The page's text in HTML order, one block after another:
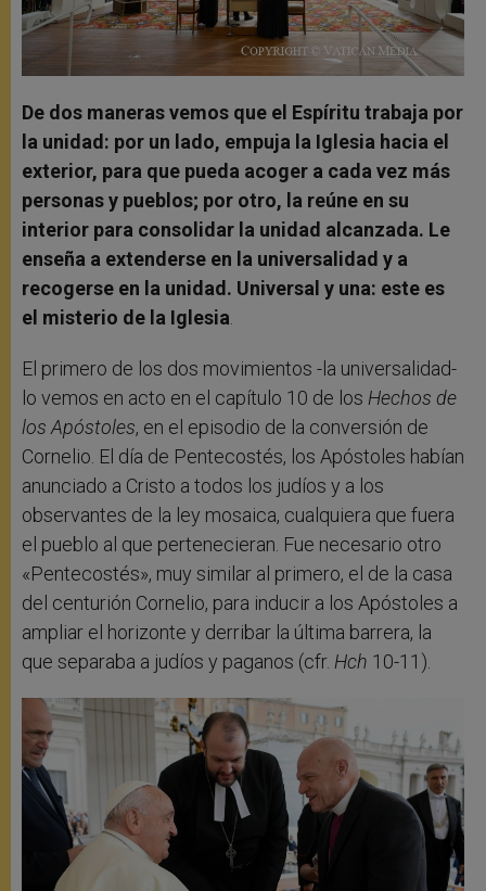
De dos maneras vemos que el Espíritu trabaja por
la unidad: por un lado, empuja la Iglesia hacia el
exterior, para que pueda acoger a cada vez más
personas y pueblos; por otro, la reúne en su
interior para consolidar la unidad alcanzada. Le
enseña a extenderse en la universalidad y a
recogerse en la unidad. Universal y una: este es
el misterio de la Iglesia
El primero de los dos movimientos -la universalidad-
lo vemos en acto en el capítulo 10 de los Hechos de
los Apóstoles, en el episodio de la conversión de
Cornelio. El día de Pentecostés, los Apóstoles habían
anunciado a Cristo a todos los judíos y a los
observantes de la ley mosaica, cualquiera que fuera
el pueblo al que pertenecieran. Fue necesario otro
«Pentecostés», muy similar al primero, el de la casa
del centurión Cornelio, para inducir a los Apóstoles a
ampliar el horizonte y derribar la última barrera, la
que separaba a judíos y paganos (cfr. Hch 10-11).